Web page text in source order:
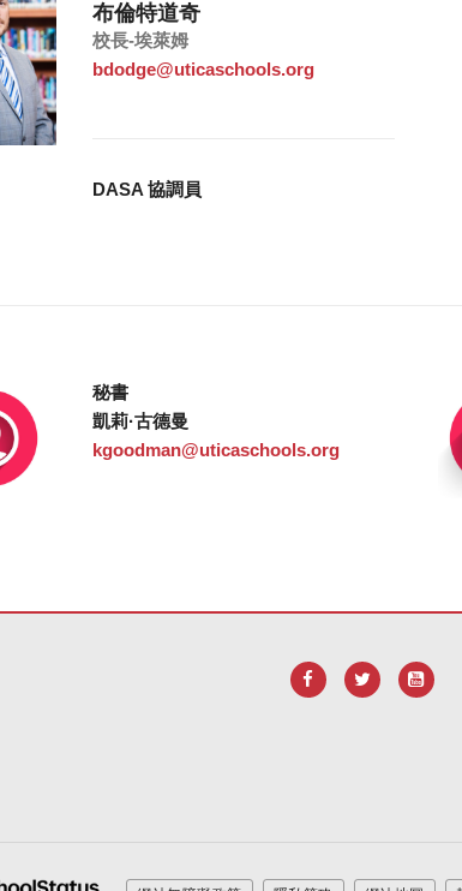
布倫特道奇
校長-埃萊姆
bdodge@uticaschools.org
DASA 協調員
秘書
凱莉·古德曼
kgoodman@uticaschools.org